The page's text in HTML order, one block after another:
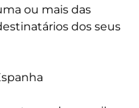
ou mais das
dos seus